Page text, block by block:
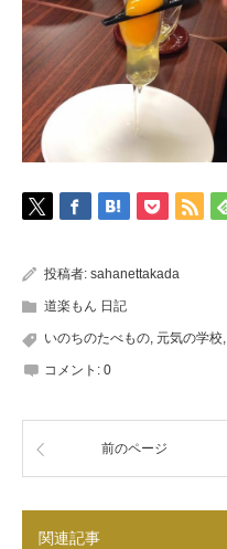
投稿者: sahanettakada
道楽もん 日記
いのちのたべもの, 元気の学校,
コメント: 0
前のページ
関連記事